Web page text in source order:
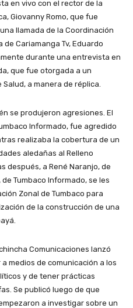
en vivo con el rector de la
Giovanny Romo, que fue
llamada de la Coordinación
Cariamanga Tv, Eduardo
durante una entrevista en
que fue otorgada a un
a manera de réplica.
se produjeron agresiones. El
Informado, fue agredido
realizaba la cobertura de un
aledañas al Relleno
después, a René Naranjo, de
Tumbaco Informado, se les
Zonal de Tumbaco para
de la construcción de una
Comunicaciones lanzó
medios de comunicación a los
y de tener prácticas
Se publicó luego de que
a investigar sobre un